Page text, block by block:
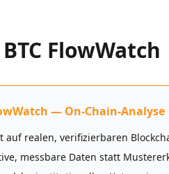
FlowWatch
— On-Chain-Analyse
auf realen, verifizierbaren
messbare Daten statt